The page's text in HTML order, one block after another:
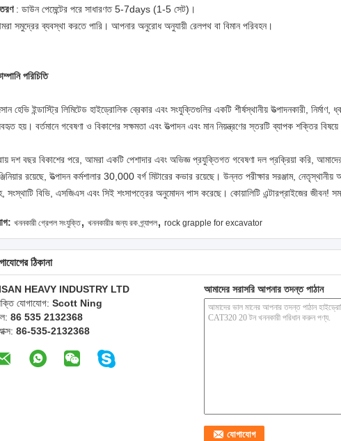
: ডাউন পেমেন্টের পরে সাধারণত 5-7days (1-5 সেট)।
সমুদ্রের ব্যবস্থা করতে পারি। আপনার অনুরোধ অনুযায়ী রেলপথ বা বিমান পরিবহন।
পরিচিতি
হেভি ইন্ডাস্ট্রি লিমিটেড হাইড্রোলিক ব্রেকার এবং সংযুক্তিগুলির একটি শীর্ষস্থানীয় উত্পাদনকারী, নির্মাণ,
হয়। বর্তমানে গবেষণা ও বিকাশের সক্ষমতা এবং উত্পাদন এবং মান নিয়ন্ত্রণের স্তরটি ব্যাপক শক্তির
দশ বছর বিকাশের পরে, আমরা একটি পেশাদার এবং অভিজ্ঞ প্রযুক্তিগত গবেষণা দল প্রক্রিয়া করি,
রয়েছে, উত্পাদন কর্মশালার 30,000 বর্গ মিটারের কভার রয়েছে। উন্নত পরীক্ষার সরঞ্জাম,
সংস্থাটি বিভি, এসজিএস এবং সিই শংসাপত্রের অনুমোদন পাস করেছে। কোয়ালিটি এন্টারপ্রাইজের জীবন!
খননকারী গ্রেপল সংযুক্তি, খননকারীর জন্য রক গ্র্যাপল, rock grapple for excavator
ঠিকানা
HEAVY INDUSTRY LTD
যোগাযোগ: Scott Ning
86 535 2132368
86-535-2132368
আমাদের সরাসরি আপনার তদন্ত পাঠান